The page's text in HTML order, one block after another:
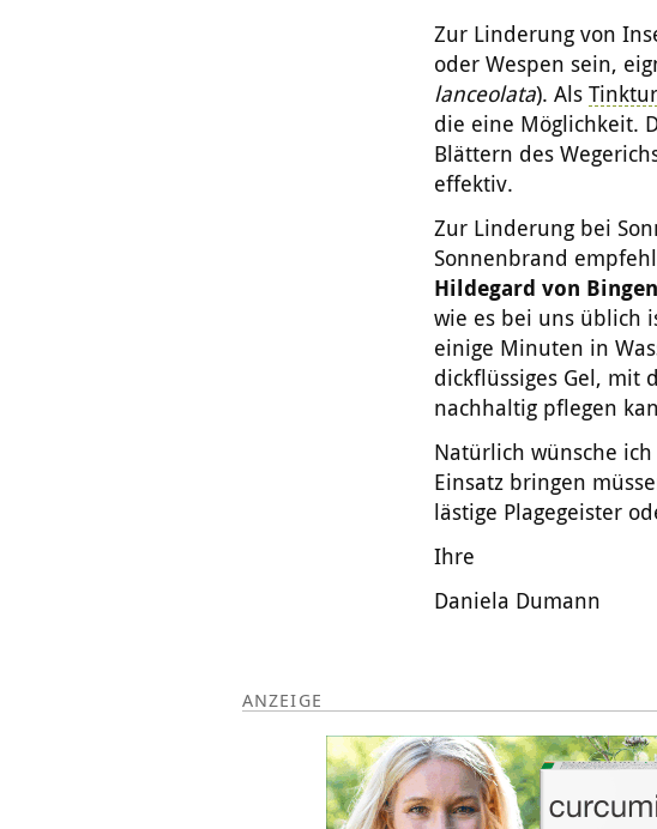
Zur Linderung von
oder Wespen sein,
lanceolata). Als Tinktur
die eine Möglichkeit.
Blättern des
effektiv.
Zur Linderung bei
Sonnenbrand
Hildegard von
wie es bei uns üblich
einige Minuten in
dickflüssiges Gel, mit
nachhaltig pflegen
Natürlich wünsche
Einsatz bringen
lästige Plagegeister
Ihre
Daniela Dumann